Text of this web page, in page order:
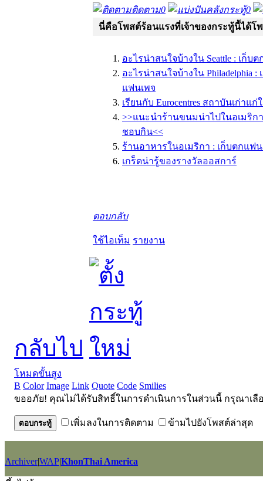
ติดตาม0 คลังกระทู้0
นี่คือโพสต์ร้อนแรงที่เจ้าของกระทู้นี้ได้โพ
อะไรน่าสนใจบ้างใน Seattle : เก็บ
อะไรน่าสนใจบ้างใน Philadelphia :
แฟนเพจ
เรียนกับ Eurocentres สถาบันเก่าแ
>>แนะนำร้านขนมน่าไปในอเมริก
ชอบกิน<<
ร้านอาหารในอเมริกา : เก็บตกแฟน
เกร็ดน่ารู้ของรางวัลออสการ์
ตอบกลับ
ใช้ไอเท็ม รายงาน
กลับไป
โหมดขั้นสูง
B Color Image Link Quote Code Smilies
ขออภัย! คุณไม่ได้รับสิทธิ์ในการดำเนินการในส่วนนี้ กรุณาเลื
ตอบกระทู้ เพิ่มลงในการติดตาม ข้ามไปยังโพสต์ล่าสุด
Archiver|WAP|KhonThai America